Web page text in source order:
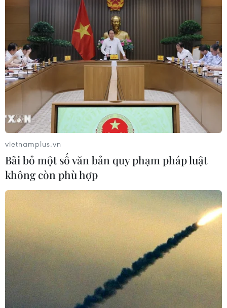
vietnamplus.vn
Bãi bỏ một số văn bản quy phạm pháp luật
không còn phù hợp